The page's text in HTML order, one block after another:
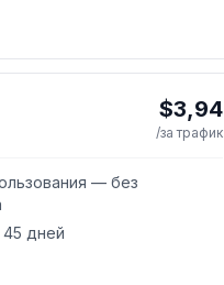
$3,94
/за трафик
— без
дней